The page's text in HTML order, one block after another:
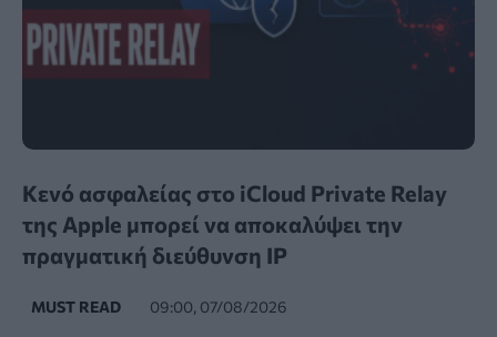
Κενό ασφαλείας στο iCloud Private Relay
της Apple μπορεί να αποκαλύψει την
πραγματική διεύθυνση IP
MUST READ 09:00, 07/08/2026